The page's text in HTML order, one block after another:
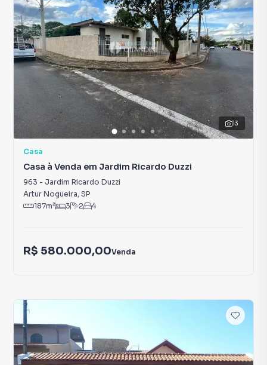
13
Casa
Casa à Venda em Jardim Ricardo Duzzi
963 - Jardim Ricardo Duzzi
Artur Nogueira, SP
187m² 3 2 4
R$ 580.000,00Venda